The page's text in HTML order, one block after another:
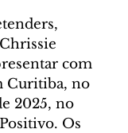
com
Curitiba, no
2025, no
Os